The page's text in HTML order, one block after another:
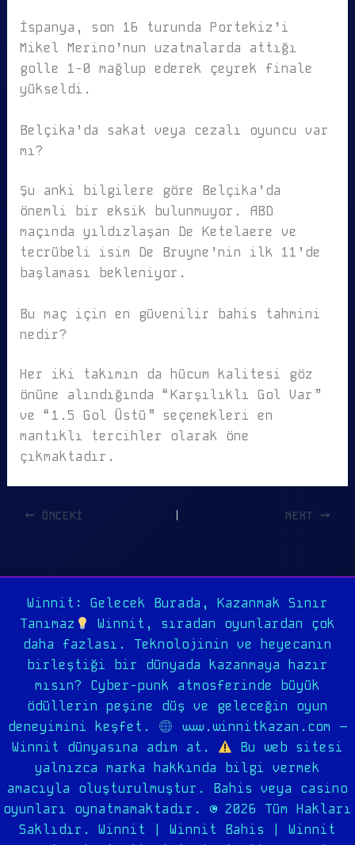
İspanya, son 16 turunda Portekiz’i
Mikel Merino’nun uzatmalarda attığı
golle 1-0 mağlup ederek çeyrek finale
yükseldi.
Belçika’da sakat veya cezalı oyuncu var
mı?
Şu anki bilgilere göre Belçika’da
önemli bir eksik bulunmuyor. ABD
maçında yıldızlaşan De Ketelaere ve
tecrübeli isim De Bruyne’nin ilk 11’de
başlaması bekleniyor.
Bu maç için en güvenilir bahis tahmini
nedir?
Her iki takımın da hücum kalitesi göz
önüne alındığında “Karşılıklı Gol Var”
ve “1.5 Gol Üstü” seçenekleri en
mantıklı tercihler olarak öne
çıkmaktadır.
ÖNCEKI NEXT
Winnit: Gelecek Burada, Kazanmak Sınır
Tanımaz
Winnit, sıradan oyunlardan çok
daha fazlası. Teknolojinin ve heyecanın
birleştiği bir dünyada kazanmaya hazır
mısın? Cyber-punk atmosferinde büyük
ödüllerin peşine düş ve geleceğin oyun
deneyimini keşfet.
www.winnitkazan.com –
Winnit dünyasına adım at.
Bu web sitesi
yalnızca marka hakkında bilgi vermek
amacıyla oluşturulmuştur. Bahis veya casino
oyunları oynatmamaktadır. © 2026 Tüm Hakları
Saklıdır. Winnit | Winnit Bahis | Winnit